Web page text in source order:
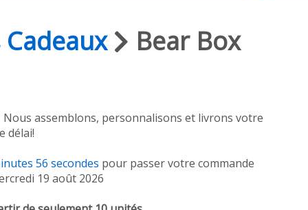
Bear Box
assemblons, personnalisons et livrons votre
délai!
56 secondes pour passer votre commande
19 août 2026